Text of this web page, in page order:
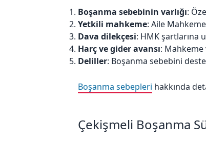
Boşanma sebebinin varlığı:
Yetkili mahkeme: Aile
Dava dilekçesi: HMK şartlarına
Harç ve gider avansı:
Deliller: Boşanma sebebini
Boşanma sebepleri hakkında
Çekişmeli Boşanma